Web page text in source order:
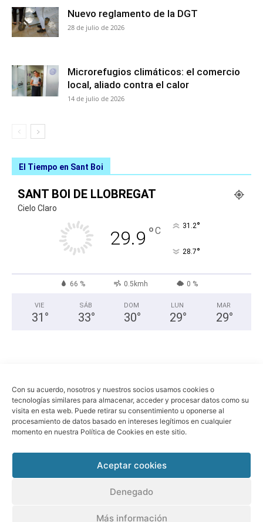
Con su acuerdo, nosotros y nuestros socios usamos cookies o
tecnologías similares para almacenar, acceder y procesar datos como su
visita en esta web. Puede retirar su consentimiento u oponerse al
procesamiento de datos basado en intereses legítimos en cualquier
momento en nuestra Política de Cookies en este sitio.
Aceptar cookies
Denegado
Más información
Nuevo reglamento de la DGT
28 de julio de 2026
Microrefugios climáticos: el comercio
local, aliado contra el calor
14 de julio de 2026
El Tiempo en Sant Boi
SANT BOI DE LLOBREGAT
Cielo Claro
29.9 °C 31.2°
28.7°
66 % 0.5kmh 0 %
VIE
31 °
SÁB
33°
DOM
30°
LUN
29°
MAR
29°
Economia Política Sociedad Política de privacidad Aviso legal
© Sant Boi Info - www.santboi.info